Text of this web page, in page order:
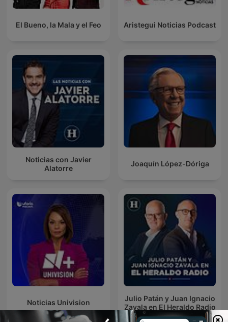
El Bueno, la Mala y el Feo Aristegui Noticias Podcast
Noticias con Javier
Alatorre
Joaquín López-Dóriga
Noticias Univision
Julio Patán y Juan Ignacio
Zavala en El Heraldo Radio